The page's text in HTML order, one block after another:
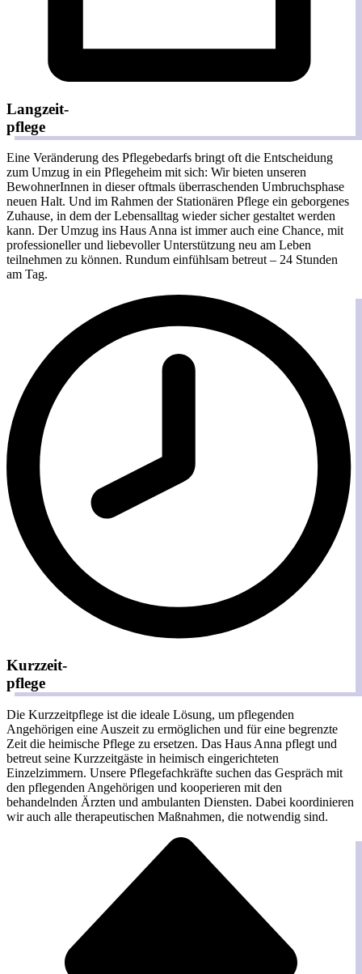
Langzeit-
pflege
Eine Veränderung des Pflegebedarfs bringt oft die Entscheidung
zum Umzug in ein Pflegeheim mit sich: Wir bieten unseren
BewohnerInnen in dieser oftmals überraschenden Umbruchsphase
neuen Halt. Und im Rahmen der Stationären Pflege ein geborgenes
Zuhause, in dem der Lebensalltag wieder sicher gestaltet werden
kann. Der Umzug ins Haus Anna ist immer auch eine Chance, mit
professioneller und liebevoller Unterstützung neu am Leben
teilnehmen zu können. Rundum einfühlsam betreut – 24 Stunden
am Tag.
Kurzzeit-
pflege
Die Kurzzeitpflege ist die ideale Lösung, um pflegenden
Angehörigen eine Auszeit zu ermöglichen und für eine begrenzte
Zeit die heimische Pflege zu ersetzen. Das Haus Anna pflegt und
betreut seine Kurzzeitgäste in heimisch eingerichteten
Einzelzimmern. Unsere Pflegefachkräfte suchen das Gespräch mit
den pflegenden Angehörigen und kooperieren mit den
behandelnden Ärzten und ambulanten Diensten. Dabei koordinieren
wir auch alle therapeutischen Maßnahmen, die notwendig sind.